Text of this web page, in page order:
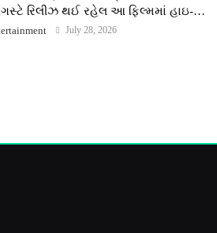
રિલીઝ થઈ રહેલ આ ફિલ્મમાં હાઇ-
VFX જોવા મળશેJuly 28, 2026